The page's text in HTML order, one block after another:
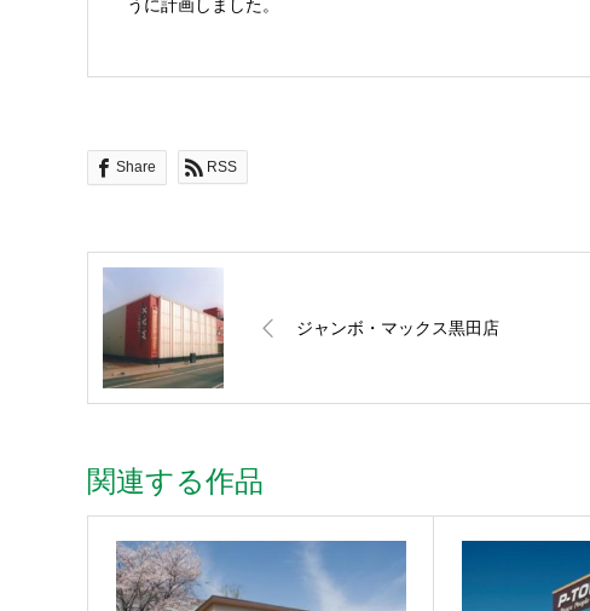
うに計画しました。
Share RSS
ジャンボ・マックス黒田店
関連する作品